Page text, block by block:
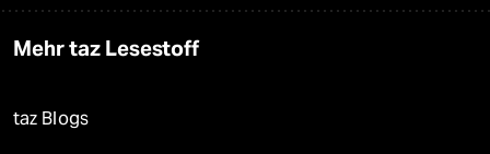
Mehr taz Lesestoff
taz Blogs